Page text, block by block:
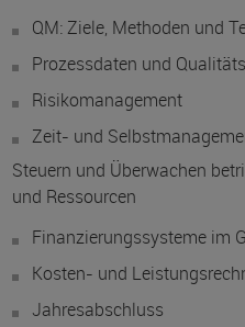
QM: Ziele, Methoden und
Prozessdaten und
Risikomanagement
Zeit- und
Steuern und Überwachen
und Ressourcen
Finanzierungssysteme im
Kosten- und
Jahresabschluss